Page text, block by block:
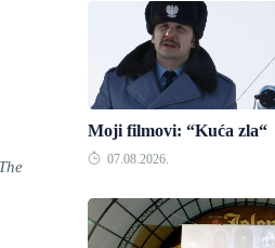
Moji filmovi: “Kuća zla“
07.08.2026.